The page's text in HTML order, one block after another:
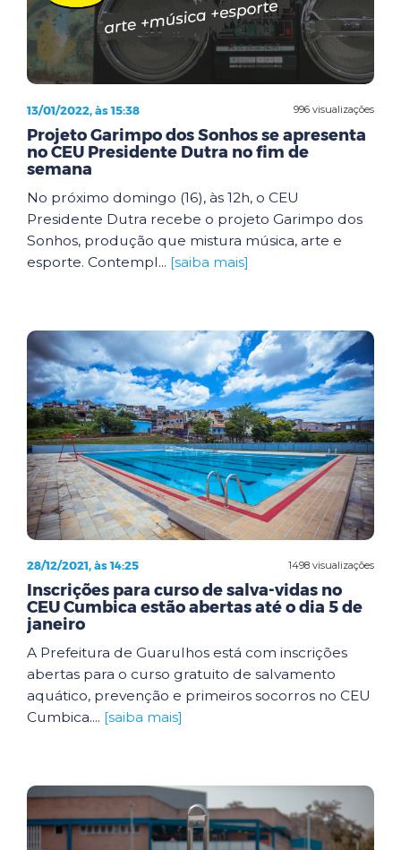
996 visualizações
13/01/2022, às 15:38
Projeto Garimpo dos Sonhos se apresenta
no CEU Presidente Dutra no fim de
semana
No próximo domingo (16), às 12h, o CEU
Presidente Dutra recebe o projeto Garimpo dos
Sonhos, produção que mistura música, arte e
esporte. Contempl... [saiba mais]
1498 visualizações
28/12/2021, às 14:25
Inscrições para curso de salva-vidas no
CEU Cumbica estão abertas até o dia 5 de
janeiro
A Prefeitura de Guarulhos está com inscrições
abertas para o curso gratuito de salvamento
aquático, prevenção e primeiros socorros no CEU
Cumbica.... [saiba mais]